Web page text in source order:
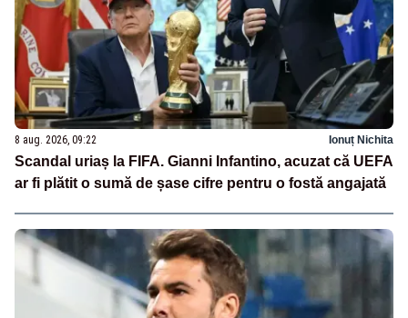
8 aug. 2026, 09:22 Ionuț Nichita
Scandal uriaș la FIFA. Gianni Infantino, acuzat că UEFA
ar fi plătit o sumă de șase cifre pentru o fostă angajată